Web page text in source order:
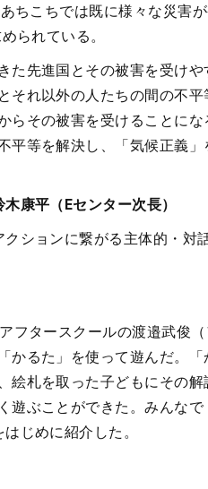
ちこちでは既に様々な災害
られている。
た先進国とその被害を受けや
それ以外の人たちの間の不平
らその被害を受けることにな
平等を解決し、「気候正義」
康平（Eセンター次長）
ションに繋がる主体的・対
フタースクールの渡邉武俊
かるた」を使って遊んだ。「
絵札を取った子どもにその
ぶことができた。みんなで
じめに紹介した。